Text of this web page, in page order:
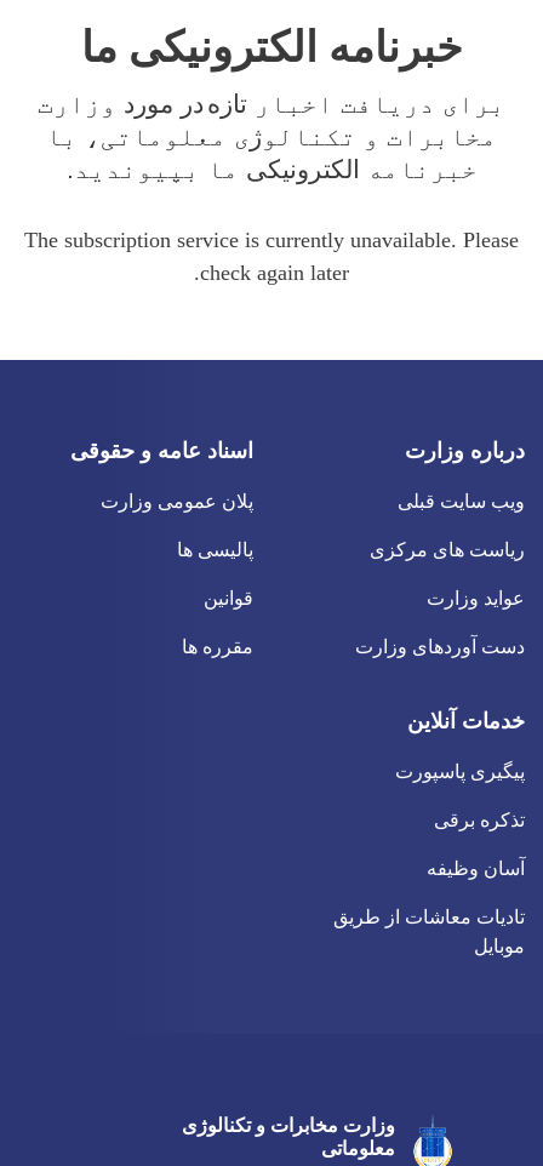
خبرنامه الکترونیکی ما
برای دریافت اخبار تازه در مورد وزارت
مخابرات و تکنالوژ ی معلوماتی، با
خبرنامه
الکترونیکی ما بپیوندید.
The subscription service is currently unavailable. Please
check again later.
درباره وزارت
ویب سایت قبلی
ریاست های مرکزی
عواید وزارت
دست آوردهای وزارت
اسناد عامه و حقوقی
پلان عمومی وزارت
پالیسی ها
قوانین
مقرره ها
خدمات آنلاین
پیگیری پاسپورت
تذکره برقی
آسان وظیفه
تادیات معاشات از طریق
موبایل
وزارت مخابرات و تکنالوژی
معلوماتی